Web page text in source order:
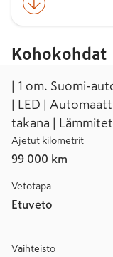
Kohokohdat
| 1 om. Suomi-
| LED |
takana |
Ajetut kilometrit
99 000 km
Vetotapa
Etuveto
Vaihteisto